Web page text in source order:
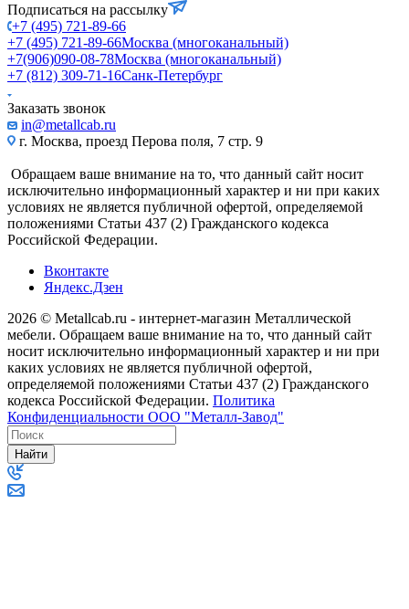
Подписаться на рассылку
+7 (495) 721-89-66
+7 (495) 721-89-66Москва (многоканальный)
+7(906)090-08-78Москва (многоканальный)
+7 (812) 309-71-16Санк-Петербург
Заказать звонок
in@metallcab.ru
г. Москва, проезд Перова поля, 7 стр. 9
Обращаем ваше внимание на то, что данный сайт носит
исключительно информационный характер и ни при каких
условиях не является публичной офертой, определяемой
положениями Статьи 437 (2) Гражданского кодекса
Российской Федерации.
Вконтакте
Яндекс.Дзен
2026 © Metallcab.ru - интернет-магазин Металлической
мебели. Обращаем ваше внимание на то, что данный сайт
носит исключительно информационный характер и ни при
каких условиях не является публичной офертой,
определяемой положениями Статьи 437 (2) Гражданского
кодекса Российской Федерации. Политика
Конфиденциальности ООО "Металл-Завод"
Найти